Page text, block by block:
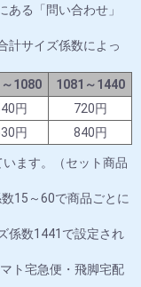
る「問い合わせ」
計サイズ係数によっ
1080
1081～1440
円
720円
円 840円
ます。（セット商品
15～60で商品ごとに
係数1441で設定され
ト宅急便・飛脚宅配